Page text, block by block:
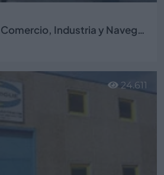
Cámara Oficial de Comercio, Industria y Navegación de Avilés
24.611